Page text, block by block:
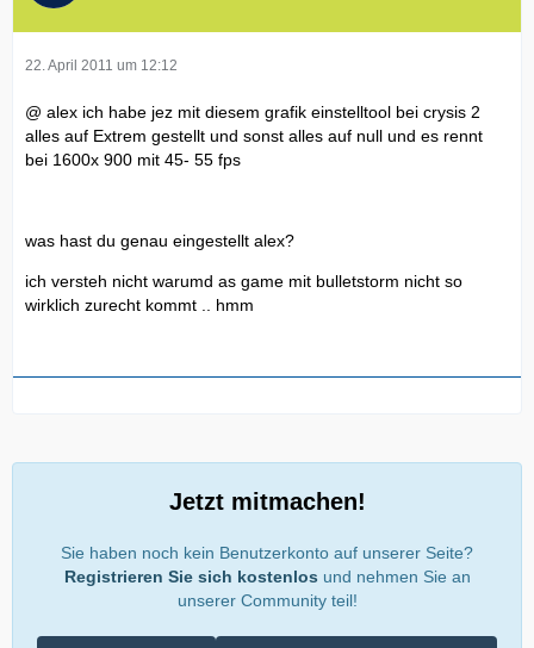
22. April 2011 um 12:12
@ alex ich habe jez mit diesem grafik einstelltool bei crysis 2
alles auf Extrem gestellt und sonst alles auf null und es rennt
bei 1600x 900 mit 45- 55 fps
was hast du genau eingestellt alex?
ich versteh nicht warumd as game mit bulletstorm nicht so
wirklich zurecht kommt .. hmm
Jetzt mitmachen!
Sie haben noch kein Benutzerkonto auf unserer Seite?
Registrieren Sie sich kostenlos und nehmen Sie an
unserer Community teil!